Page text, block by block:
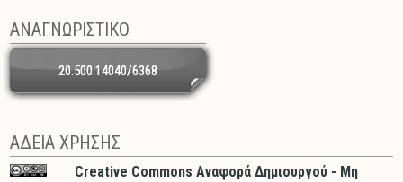
ΑΝΑΓΝΩΡΙΣΤΙΚΟ
20.500.14040/6368
ΑΔΕΙΑ ΧΡΗΣΗΣ
Creative Commons Αναφορά Δημιουργού - Μη